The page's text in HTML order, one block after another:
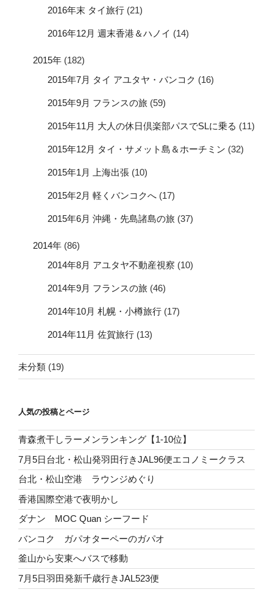
2016年末 タイ旅行 (21)
2016年12月 週末香港＆ハノイ (14)
2015年 (182)
2015年7月 タイ アユタヤ・バンコク (16)
2015年9月 フランスの旅 (59)
2015年11月 大人の休日倶楽部パスでSLに乗る (11)
2015年12月 タイ・サメット島＆ホーチミン (32)
2015年1月 上海出張 (10)
2015年2月 軽くバンコクへ (17)
2015年6月 沖縄・先島諸島の旅 (37)
2014年 (86)
2014年8月 アユタヤ不動産視察 (10)
2014年9月 フランスの旅 (46)
2014年10月 札幌・小樽旅行 (17)
2014年11月 佐賀旅行 (13)
未分類 (19)
人気の投稿とページ
青森煮干しラーメンランキング【1-10位】
7月5日台北・松山発羽田行きJAL96便エコノミークラス
台北・松山空港 ラウンジめぐり
香港国際空港で夜明かし
ダナン MOC Quan シーフード
バンコク ガパオターペーのガパオ
釜山から安東へバスで移動
7月5日羽田発新千歳行きJAL523便